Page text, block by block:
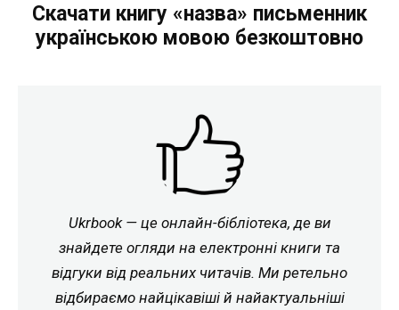
Скачати книгу «назва» письменник
українською мовою безкоштовно
Ukrbook — це онлайн-бібліотека, де ви
знайдете огляди на електронні книги та
відгуки від реальних читачів. Ми ретельно
відбираємо найцікавіші й найактуальніші